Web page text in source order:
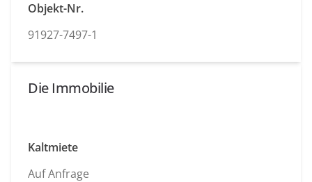
Objekt-Nr.
91927-7497-1
Die Immobilie
Kaltmiete
Auf Anfrage